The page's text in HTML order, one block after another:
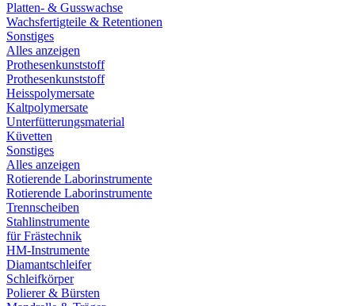
Platten- & Gusswachse
Wachsfertigteile & Retentionen
Sonstiges
Alles anzeigen
Prothesenkunststoff
Prothesenkunststoff
Heisspolymersate
Kaltpolymersate
Unterfütterungsmaterial
Küvetten
Sonstiges
Alles anzeigen
Rotierende Laborinstrumente
Rotierende Laborinstrumente
Trennscheiben
Stahlinstrumente
für Frästechnik
HM-Instrumente
Diamantschleifer
Schleifkörper
Polierer & Bürsten